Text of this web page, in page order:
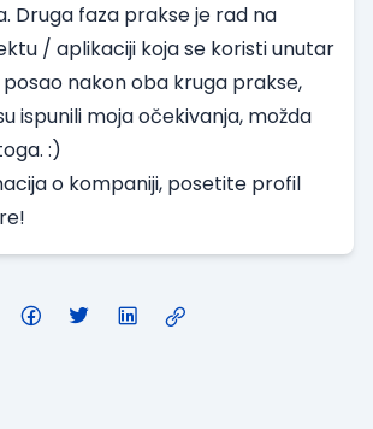
Druga faza prakse je rad na
/ aplikaciji koja se koristi unutar
nakon oba kruga prakse,
ispunili moja očekivanja, možda
:)
o kompaniji, posetite profil